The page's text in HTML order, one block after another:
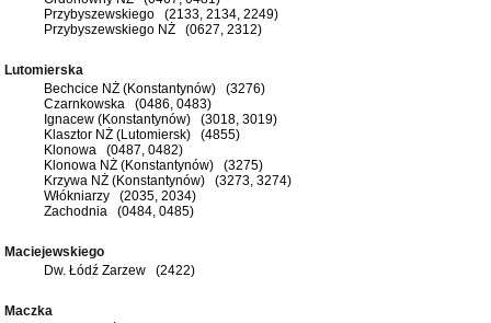
Przybyszewskiego (2133, 2134, 2249)
Przybyszewskiego NŻ (0627, 2312)
Lutomierska
Bechcice NŻ (Konstantynów) (3276)
Czarnkowska (0486, 0483)
Ignacew (Konstantynów) (3018, 3019)
Klasztor NŻ (Lutomiersk) (4855)
Klonowa (0487, 0482)
Klonowa NŻ (Konstantynów) (3275)
Krzywa NŻ (Konstantynów) (3273, 3274)
Włókniarzy (2035, 2034)
Zachodnia (0484, 0485)
Maciejewskiego
Dw. Łódź Zarzew (2422)
Maczka